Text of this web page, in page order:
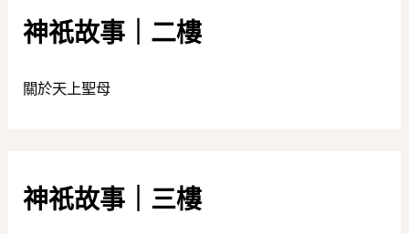
神祇故事｜二樓
關於天上聖母
神祇故事｜三樓